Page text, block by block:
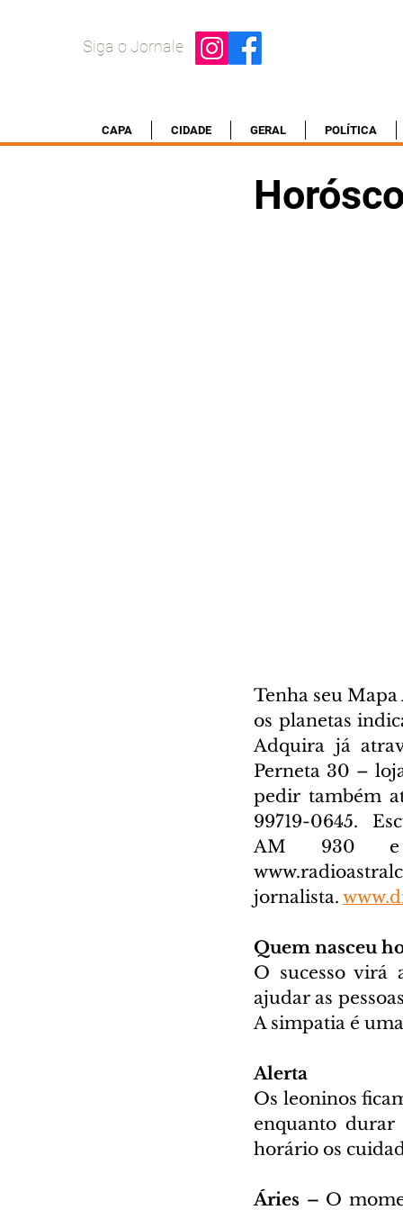
Siga o Jornale
CAPA CIDADE GERAL POLÍTICA
Tenha seu
os planetas
Adquira já
Perneta 30 –
pedir também
99719-0645.
jornalista.
Quem nasceu
O sucesso virá
ajudar as
A simpatia é
Alerta
Os leoninos
enquanto durar
horário os
Áries – O